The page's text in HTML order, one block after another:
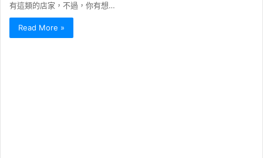
有這類的店家，不過，你有想…
Read More »